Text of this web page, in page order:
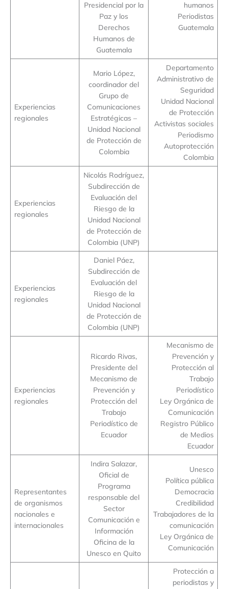
Presidencial por la
Paz y los
Derechos
Humanos de
Guatemala
humanos
Periodistas
Guatemala
Experiencias
regionales
Mario López,
coordinador del
Grupo de
Comunicaciones
Estratégicas –
Unidad Nacional
de Protección de
Colombia
Departamento
Administrativo de
Seguridad
Unidad Nacional
de Protección
Activistas sociales
Periodismo
Autoprotección
Colombia
Experiencias
regionales
Nicolás Rodríguez,
Subdirección de
Evaluación del
Riesgo de la
Unidad Nacional
de Protección de
Colombia (UNP)
Experiencias
regionales
Daniel Páez,
Subdirección de
Evaluación del
Riesgo de la
Unidad Nacional
de Protección de
Colombia (UNP)
Experiencias
regionales
Ricardo Rivas,
Presidente del
Mecanismo de
Prevención y
Protección del
Trabajo
Periodístico de
Ecuador
Mecanismo de
Prevención y
Protección al
Trabajo
Periodístico
Ley Orgánica de
Comunicación
Registro Público
de Medios
Ecuador
Representantes
de organismos
nacionales e
internacionales
Indira Salazar,
Oficial de
Programa
responsable del
Sector
Comunicación e
Información
Oficina de la
Unesco en Quito
Unesco
Política pública
Democracia
Credibilidad
Trabajadores de la
comunicación
Ley Orgánica de
Comunicación
Protección a
periodistas y